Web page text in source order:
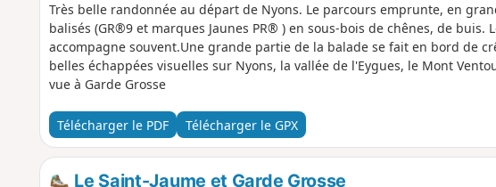
Très belle randonnée au départ de Nyons. Le parcours emprunte, en
balisés (GR®9 et marques Jaunes PR® ) en sous-bois de chênes, de buis.
accompagne souvent.Une grande partie de la balade se fait en bord de
belles échappées visuelles sur Nyons, la vallée de l'Eygues, le Mont
vue à Garde Grosse
Télécharger le PDF Télécharger le GPX
Le Saint-Jaume et Garde Grosse